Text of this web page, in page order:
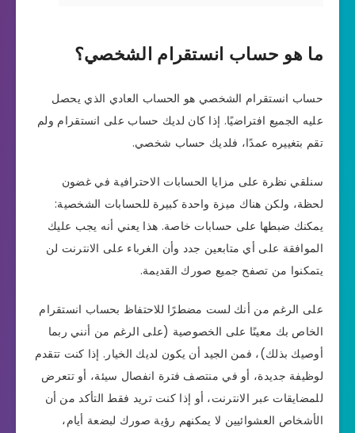
ما هو حساب انستقرام الشخصي؟
حساب انستقرام الشخصي هو الحساب العادي الذي يحصل
عليه الجميع افتراضيًا. إذا كان لديك حساب على انستقرام ولم
تقم بتغييره عمدًا، فلديك حساب شخصي.
سنلقي نظرة على مزايا الحسابات الاحترافية في غضون
لحظة، ولكن هناك ميزة واحدة كبيرة للحسابات الشخصية:
يمكنك ضبطها على حسابات خاصة. هذا يعني أنه يجب عليك
الموافقة على أي متابعين جدد وأن الغرباء على الانترنت لن
يتمكنوا من تصفح جميع صورك القديمة.
على الرغم من أنك لست مضطرًا للاحتفاظ بحساب انستقرام
الخاص بك معينًا على الخصوصية (على الرغم من أنني ربما
أوصيك بذلك)، فمن الجيد أن يكون لديك الخيار. إذا كنت تتقدم
لوظيفة جديدة، أو في منتصف فترة انفصال سيئة، أو تتعرض
للمضايقات عبر الانترنت، أو إذا كنت تريد فقط التأكد من أن
الأشخاص العشوائيين لا يمكنهم رؤية صورك لبضعة أيام،